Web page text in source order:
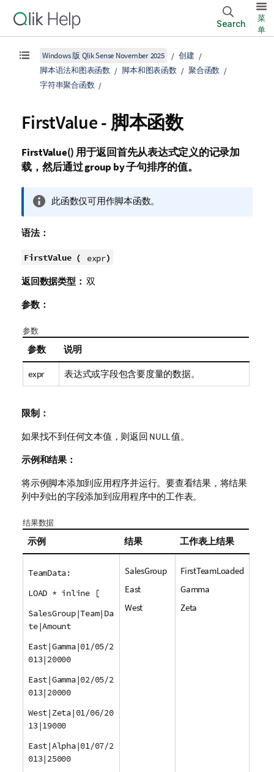
Search
菜
单
Windows 版 Qlik Sense November 2025
创建
脚本语法和图表函数
脚本和图表函数
聚合函数
字符串聚合函数
FirstValue - 脚本函数
FirstValue() 用于返回首先从表达式定义的记录加
载，然后通过group by子句排序的值。
信
此函数仅可用作脚本函数。
语法：
FirstValue ( expr)
返回数据类型： 双
参数：
参数
参数 说明
expr 表达式或字段包含要度量的数据。
限制：
如果找不到任何文本值，则返回 NULL 值。
示例和结果：
将示例脚本添加到应用程序并运行。要查看结果，将结果
列中列出的字段添加到应用程序中的工作表。
结果数据
示例 结果 工作表上结果
TeamData:
LOAD * inline [
SalesGroup|Team|Da
te|Amount
East|Gamma|01/05/2
013|20000
East|Gamma|02/05/2
013|20000
West|Zeta|01/06/20
13|19000
East|Alpha|01/07/2
013|25000
SalesGroup
East
West
FirstTeamLoaded
Gamma
Zeta